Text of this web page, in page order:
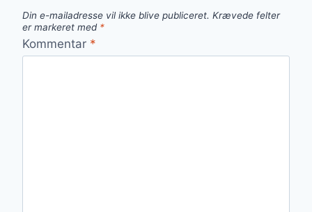
Din e-mailadresse vil ikke blive publiceret. Krævede felter
er markeret med *
Kommentar *